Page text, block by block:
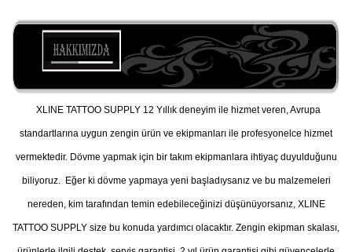
XLINE TATTOO SUPPLY 12 Yıllık deneyim ile hizmet veren, Avrupa
standartlarına uygun zengin ürün ve ekipmanları ile profesyonelce hizmet
vermektedir. Dövme yapmak için bir takım ekipmanlara ihtiyaç duyulduğunu
biliyoruz. Eğer ki dövme yapmaya yeni başladıysanız ve bu malzemeleri
nereden, kim tarafından temin edebileceğinizi düşünüyorsanız, XLINE
TATTOO SUPPLY size bu konuda yardımcı olacaktır. Zengin ekipman skalası,